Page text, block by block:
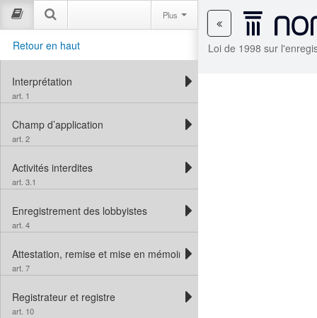
Loi de 1998 sur
Plus
Retour en haut
Interprétation
art. 1
Champ d’application
art. 2
Activités interdites
art. 3.1
Enregistrement des lobbyistes
art. 4
Attestation, remise et mise en mémoire des déclarations et autres
art. 7
Registrateur et registre
art. 10